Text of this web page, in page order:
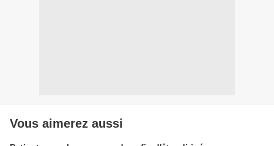
Vous aimerez aussi